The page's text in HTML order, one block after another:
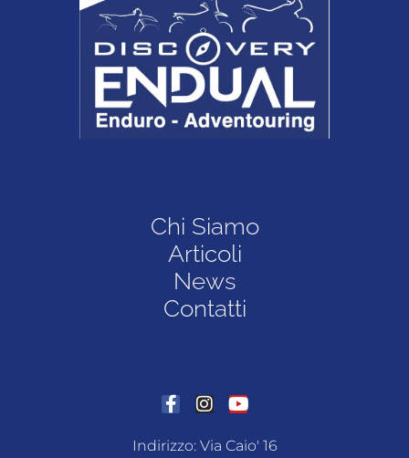
Chi Siamo
Articoli
News
Contatti
Indirizzo: Via Caio' 16